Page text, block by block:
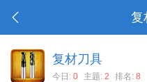
复
复材刀具
今日: 0 主题: 2 排名: 8